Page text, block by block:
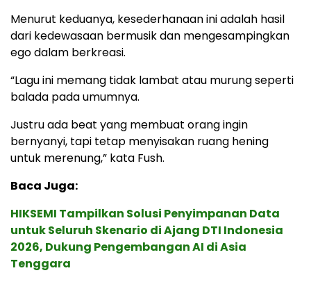
Menurut keduanya, kesederhanaan ini adalah hasil
dari kedewasaan bermusik dan mengesampingkan
ego dalam berkreasi.
“Lagu ini memang tidak lambat atau murung seperti
balada pada umumnya.
Justru ada beat yang membuat orang ingin
bernyanyi, tapi tetap menyisakan ruang hening
untuk merenung,” kata Fush.
Baca Juga:
HIKSEMI Tampilkan Solusi Penyimpanan Data
untuk Seluruh Skenario di Ajang DTI Indonesia
2026, Dukung Pengembangan AI di Asia
Tenggara